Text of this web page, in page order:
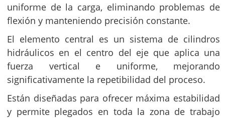
uniforme de la carga, eliminando problemas de
flexión y manteniendo precisión constante.
El elemento central es un sistema de cilindros
hidráulicos en el centro del eje que aplica una
fuerza vertical e uniforme, mejorando
significativamente la repetibilidad del proceso.
Están diseñadas para ofrecer máxima estabilidad
y permite plegados en toda la zona de trabajo